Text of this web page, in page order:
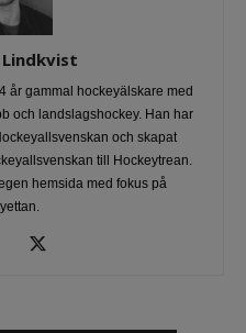
Lindkvist
år gammal hockeyälskare med
och landslagshockey. Han har
och skapat
till Hockeytrean.
hemsida med fokus på